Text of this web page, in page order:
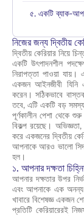
৫. একটি ব্যাক-আপ
নিজের জন্য দ্বিতীয়
দ্বিতীয় কেরিয়ার নিয়ে
একটি উৎপাদনশীল
নিরাপত্তা পাওয়া
একজন আইনজীবী যিনি
করেন। সঠিকভাবে
তবে, এটি একটি বড়
পূর্ণকালীন পেশা থেকে
বিকল্প রয়েছে।
করে একজনের দ্বিতীয়
আপনাকে আরও ভালো
হল।
১. আপনার দক্ষতা
আপনার দক্ষতার উপর
এবং আপনাকে এক অনন্য
খাবারে বিশেষজ্ঞ একজন
প্রতিটি কেরিয়ারেরই